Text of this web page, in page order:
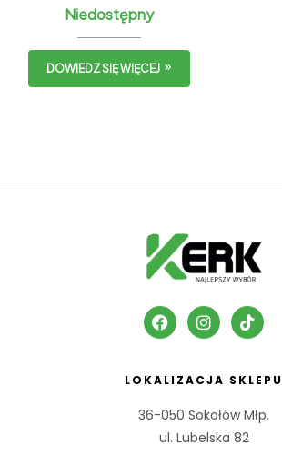
Niedostępny
DOWIEDZ SIĘ WIĘCEJ
LOKALIZACJA SKLEPU
36-050 Sokołów Młp.
ul. Lubelska 82